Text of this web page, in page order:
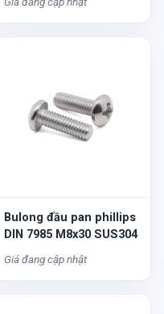
Bulong đầu pan phillips
DIN 7985 M8x30 SUS304
Giá đang cập nhật